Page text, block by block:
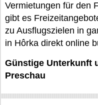
Vermietungen für den
gibt es
zu Ausflugszielen in
in Hôrka direkt online
Günstige Unterkunft
Preschau